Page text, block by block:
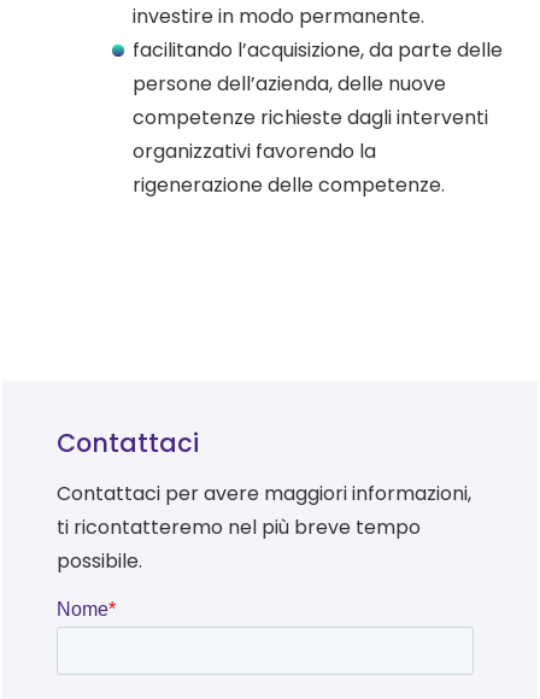
investire in modo permanente.
facilitando l’acquisizione, da parte delle
persone dell’azienda, delle nuove
competenze richieste dagli interventi
organizzativi favorendo la
rigenerazione delle competenze.
Contattaci
Contattaci per avere maggiori informazioni,
ti ricontatteremo nel più breve tempo
possibile.